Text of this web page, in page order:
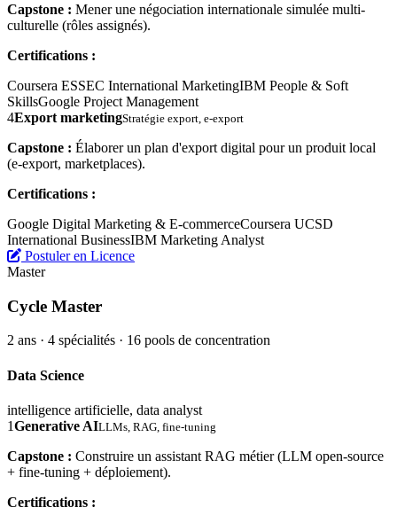
Capstone : Mener une négociation internationale simulée multi-
culturelle (rôles assignés).
Certifications :
Coursera ESSEC International MarketingIBM People & Soft
SkillsGoogle Project Management
4Export marketingStratégie export, e-export
Capstone : Élaborer un plan d'export digital pour un produit local
(e-export, marketplaces).
Certifications :
Google Digital Marketing & E-commerceCoursera UCSD
International BusinessIBM Marketing Analyst
Postuler en Licence
Master
Cycle Master
2 ans · 4 spécialités · 16 pools de concentration
Data Science
intelligence artificielle, data analyst
1Generative AILLMs, RAG, fine-tuning
Capstone : Construire un assistant RAG métier (LLM open-source
+ fine-tuning + déploiement).
Certifications :